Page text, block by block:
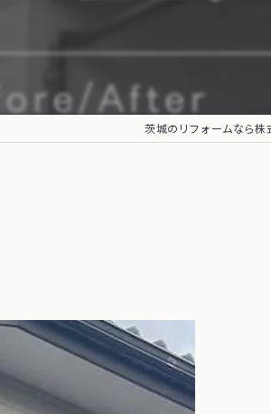
内装工事
茨城のリフォームなら株